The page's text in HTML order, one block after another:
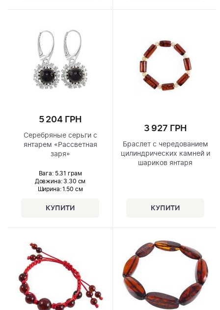
5 204 ГРН
Серебряные серьги с
янтарем «Рассветная
заря»
Вага: 5.31 грам
Довжина:3.30 см
Ширина: 1.50 см
3 927 ГРН
Браслет с чередованием
цилиндрических камней и
шариков янтаря